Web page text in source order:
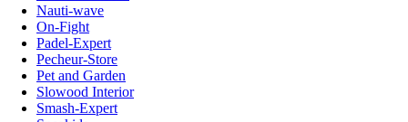
Nauti-wave
On-Fight
Padel-Expert
Pecheur-Store
Pet and Garden
Slowood Interior
Smash-Expert